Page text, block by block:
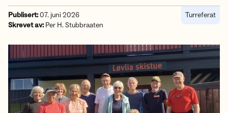
Publisert:07. juni 2026
Skrevet av:Per H. Stubbraaten
Turreferat